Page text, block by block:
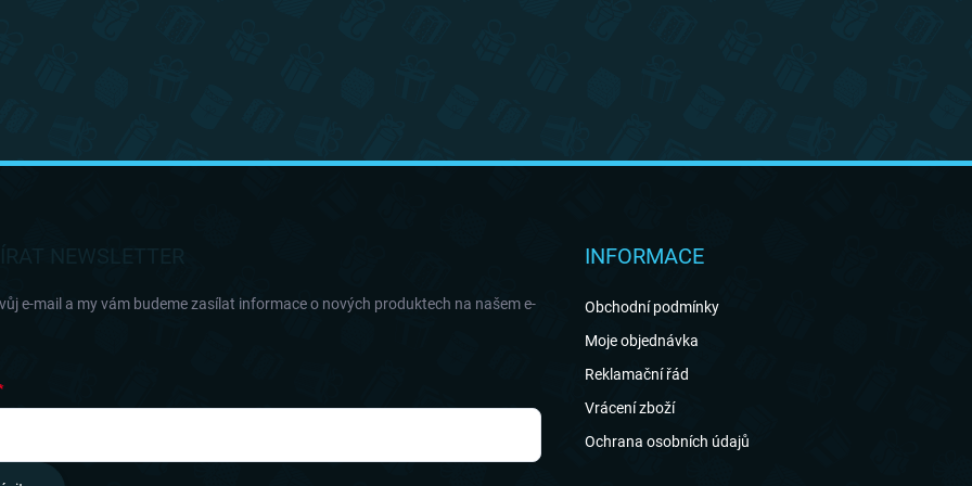
NEWSLETTER
e-mail a my vám budeme zasílat informace o nových produktech na našem e-
INFORMACE
Obchodní podmínky
Moje objednávka
Reklamační řád
Vrácení zboží
Ochrana osobních údajů